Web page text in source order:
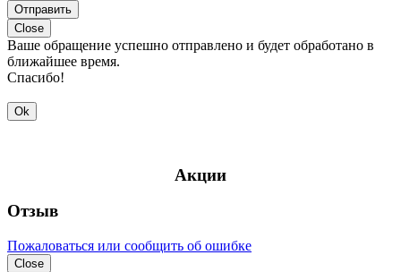
Отправить
Close
Ваше обращение успешно отправлено и будет обработано в
ближайшее время.
Спасибо!
Ok
Акции
Отзыв
Пожаловаться или сообщить об ошибке
Close